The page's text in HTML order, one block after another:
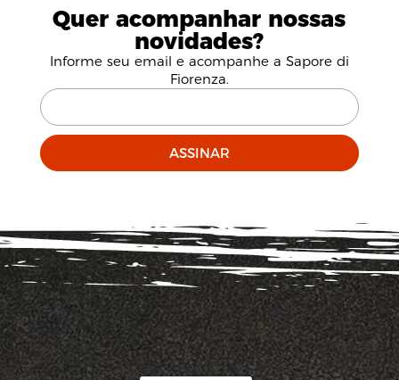
Quer acompanhar nossas
novidades?
Informe seu email e acompanhe a Sapore di
Fiorenza.
ASSINAR